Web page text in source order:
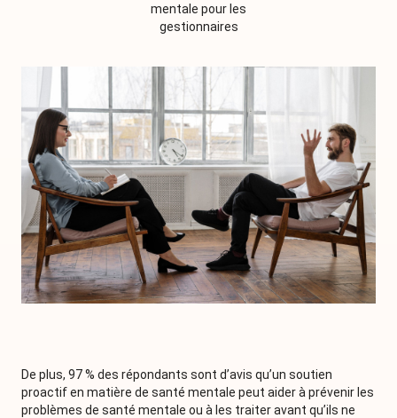
mentale pour les
gestionnaires
De plus, 97 % des répondants sont d’avis qu’un soutien
proactif en matière de santé mentale peut aider à prévenir les
problèmes de santé mentale ou à les traiter avant qu’ils ne